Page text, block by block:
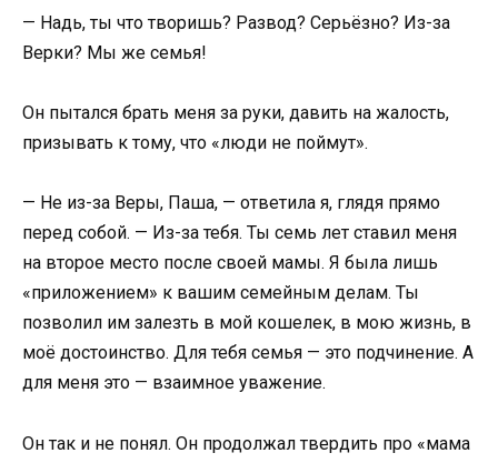
— Надь, ты что творишь? Развод? Серьёзно? Из-за
Верки? Мы же семья!
Он пытался брать меня за руки, давить на жалость,
призывать к тому, что «люди не поймут».
— Не из-за Веры, Паша, — ответила я, глядя прямо
перед собой. — Из-за тебя. Ты семь лет ставил меня
на второе место после своей мамы. Я была лишь
«приложением» к вашим семейным делам. Ты
позволил им залезть в мой кошелек, в мою жизнь, в
моё достоинство. Для тебя семья — это подчинение. А
для меня это — взаимное уважение.
Он так и не понял. Он продолжал твердить про «мама